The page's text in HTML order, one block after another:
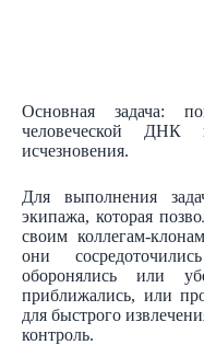
Основная задача:
человеческой
исчезновения.
Для выполнения
экипажа, которая
своим коллегам-
они
оборонялись или
приближались, или
для быстрого
контроль.